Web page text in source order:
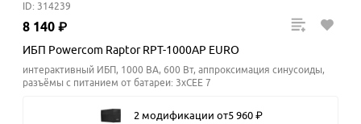
ID: 314239
8 140 ₽
ИБП Powercom Raptor RPT-1000AP EURO
интерактивный ИБП, 1000 ВА, 600 Вт, аппроксимация синусоиды,
разъёмы с питанием от батареи: 3xCEE 7
2 модификации от5 960 ₽